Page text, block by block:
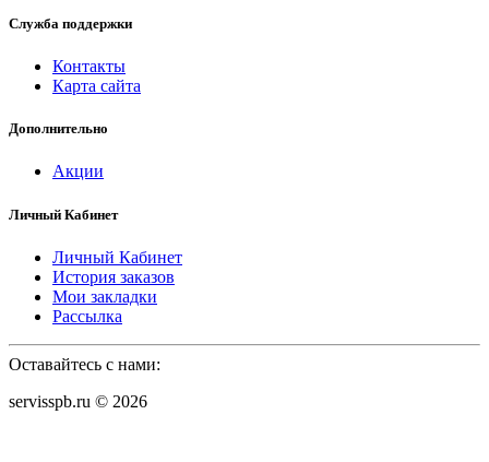
Служба поддержки
Контакты
Карта сайта
Дополнительно
Акции
Личный Кабинет
Личный Кабинет
История заказов
Мои закладки
Рассылка
Оставайтесь с нами:
servisspb.ru © 2026